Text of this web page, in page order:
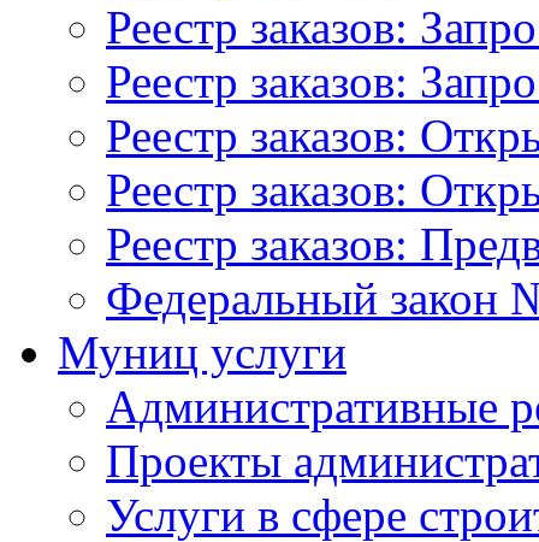
Реестр заказов:
Реестр заказов:
Реестр заказов:
Реестр заказов:
Реестр заказов:
Федеральный закон
Муниц услуги
Административные
Проекты
Услуги в сфере